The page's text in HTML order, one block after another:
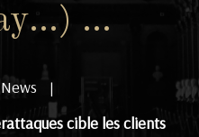
…
News |
cible les clients